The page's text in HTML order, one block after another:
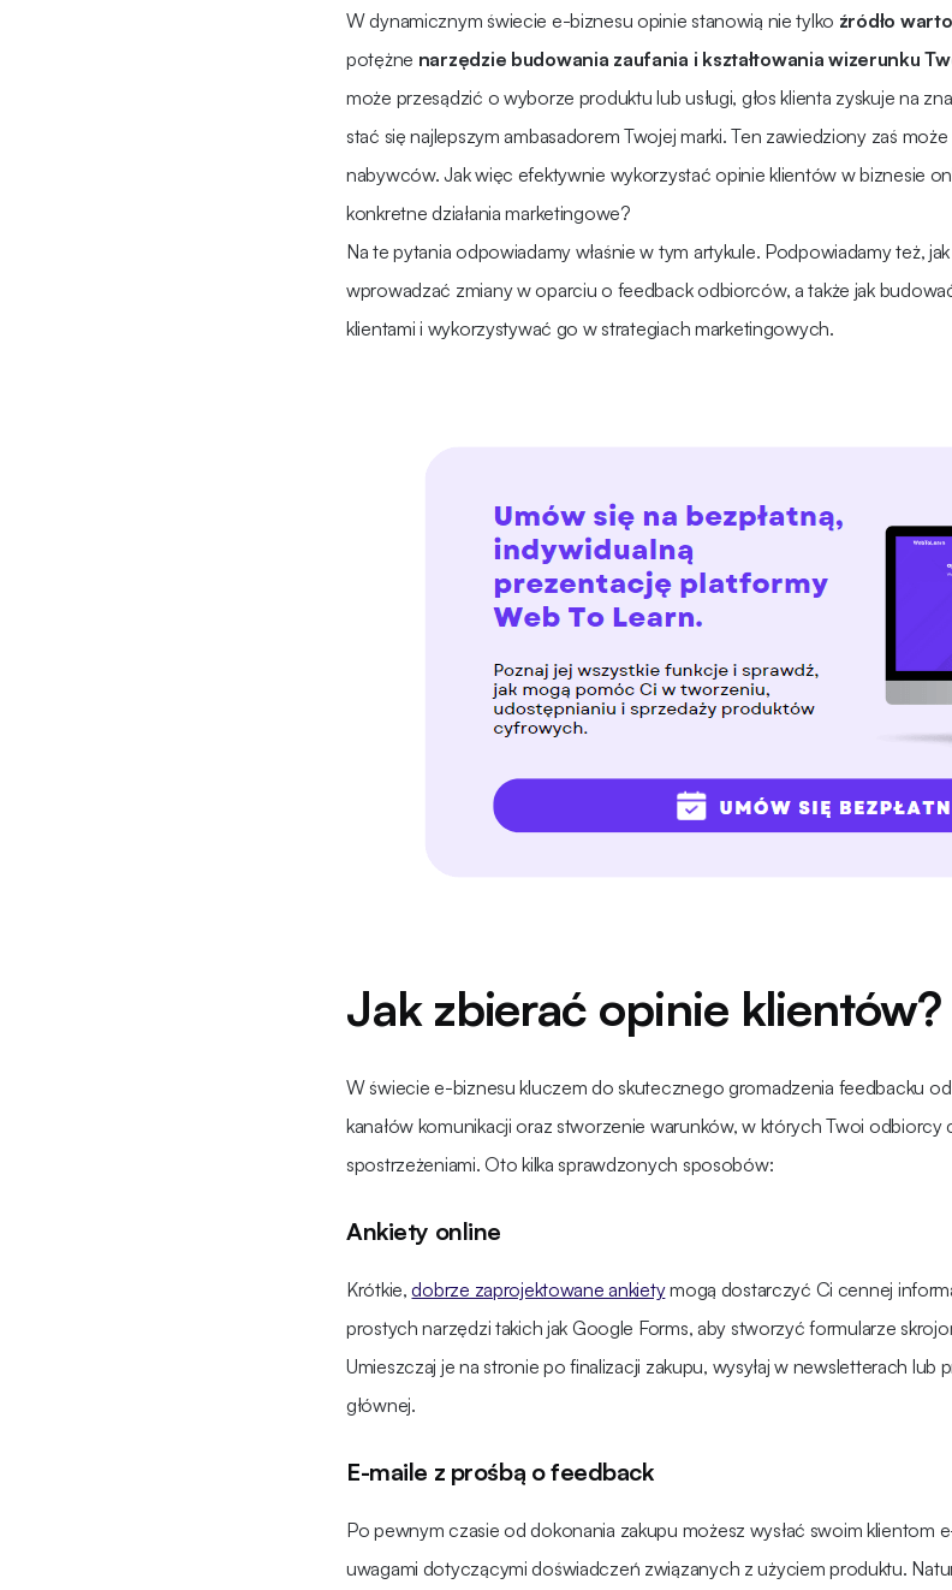
W dynamicznym świecie e-biznesu opinie stanowią nie tylko źródło
potężne narzędzie budowania zaufania i kształtowania wizerunku
może przesądzić o wyborze produktu lub usługi, głos klienta zyskuje na
stać się najlepszym ambasadorem Twojej marki. Ten zawiedziony zaś
nabywców. Jak więc efektywnie wykorzystać opinie klientów w biznesie
konkretne działania marketingowe?
Na te pytania odpowiadamy właśnie w tym artykule. Podpowiadamy też,
wprowadzać zmiany w oparciu o feedback odbiorców, a także jak
klientami i wykorzystywać go w strategiach marketingowych.
Jak zbierać opinie klientów?
W świecie e-biznesu kluczem do skutecznego gromadzenia feedbacku
kanałów komunikacji oraz stworzenie warunków, w których Twoi odbiorcy
spostrzeżeniami. Oto kilka sprawdzonych sposobów:
Ankiety online
Krótkie,dobrze zaprojektowane ankietymogą dostarczyć Ci cennej
prostych narzędzi takich jak Google Forms, aby stworzyć formularze
Umieszczaj je na stronie po finalizacji zakupu, wysyłaj w newsletterach
głównej.
E-maile z prośbą o feedback
Po pewnym czasie od dokonania zakupu możesz wysłać swoim klientom
uwagami dotyczącymi doświadczeń związanych z użyciem produktu.